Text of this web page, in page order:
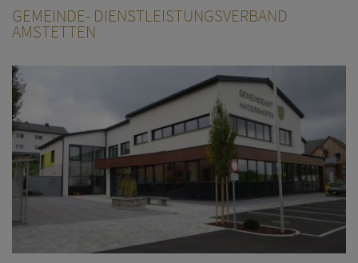
GEMEINDE- DIENSTLEISTUNGSVERBAND
AMSTETTEN